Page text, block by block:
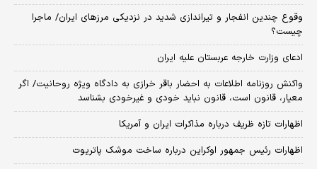
وقوع چندین انفجار و تیراندازی شدید در نزدیکی مرز‌های ایران/ ماجرا
چیست؟
ادعای وزارت خارجه عربستان علیه ایران
واکنش روزنامه اطلاعات به احضار باقر خرازی به دادگاه ویژه روحانیت/ اگر
معیار، قانون است، قانون نباید خودی و غیرخودی بشناسد
اظهارات تازه ظریف درباره مذاکرات ایران و آمریکا
اظهارات رئیس جمهور اوکراین درباره ساخت موشک پاتریوت